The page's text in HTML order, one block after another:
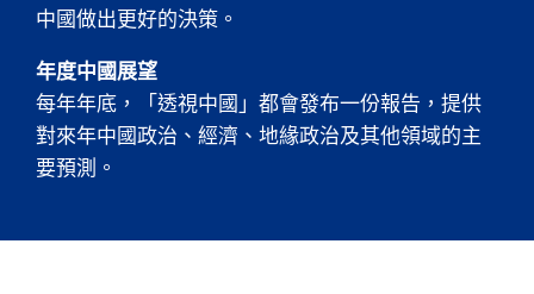
中國做出更好的決策。
年度中國展望
每年年底，「透視中國」都會發布一份報告，提供
對來年中國政治、經濟、地緣政治及其他領域的主
要預測。